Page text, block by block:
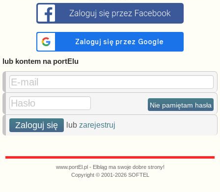
lub kontem na portElu
E-mail
Hasło
Nie pamiętam hasła
Zaloguj się lub zarejestruj
www.portEl.pl - Elbląg ma swoje dobre strony!
Copyright © 2001-2026 SOFTEL